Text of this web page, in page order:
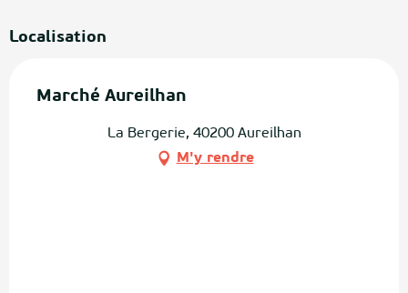
Localisation
Marché Aureilhan
La Bergerie, 40200 Aureilhan
M'y rendre